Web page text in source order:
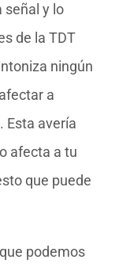
señal y lo
de la TDT
ningún
a
Esta avería
afecta a tu
que puede
podemos